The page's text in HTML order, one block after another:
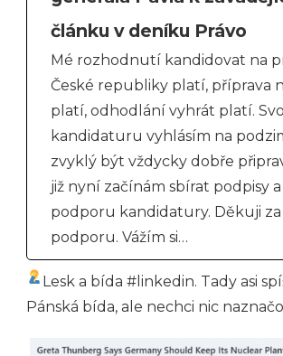
článku v deníku Právo
Mé rozhodnutí kandidovat na
České republiky platí, příprava
platí, odhodlání vyhrát platí.
kandidaturu vyhlásím na
zvyklý být vždycky dobře
již nyní začínám sbírat podpisy
podporu kandidatury. Děkuji za
podporu. Vážím si…
Lesk a bída #linkedin. Tady asi
Pánská bída, ale nechci nic